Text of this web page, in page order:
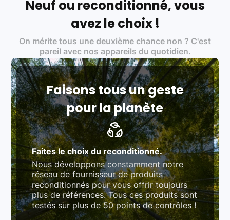
Labels environnementaux & qualité de nos partenaires
traitement des déchets électroniques (DEEE)
Produits testés et vérifiés selon des standards
rigoureux (80 à 100 points de contrôle en
fonction des produits)
Respect des normes RAEE, RoHS, et du
référentiel QualiRepar (bonus réparation)
Neuf ou reconditionné, vous
avez le choix !
On mérite tous une deuxième chance non ? C'est
pareil avec nos appareils du quotidien.
Faisons tous un geste
pour la planète
Faites le choix du reconditionné.
Nous développons constamment notre
réseau de fournisseur de produits
reconditionnés pour vous offrir toujours
plus de références. Tous ces produits sont
testés sur plus de 50 points de contrôles !